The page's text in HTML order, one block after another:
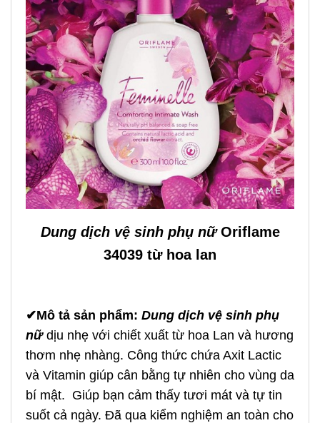
Dung dịch vệ sinh phụ nữOriflame
34039 từ hoa lan
✔Mô tả sản phẩm: Dung dịch vệ sinh phụ
nữdịu nhẹ với chiết xuất từ hoa Lan và hương
thơm nhẹ nhàng. Công thức chứa Axit Lactic
và Vitamin giúp cân bằng tự nhiên cho vùng da
bí mật. Giúp bạn cảm thấy tươi mát và tự tin
suốt cả ngày. Đã qua kiểm nghiệm an toàn cho